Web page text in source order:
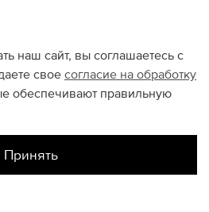
наш сайт, вы соглашаетесь с
своесогласие на обработку
обеспечивают правильную
Принять